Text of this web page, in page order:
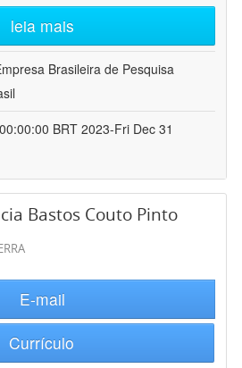
leia mais
Brasileira de Pesquisa
BRT 2023-Fri Dec 31
Bastos Couto Pinto
E-mail
Currículo